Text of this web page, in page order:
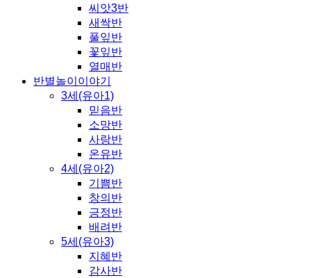
씨앗3반
새싹반
풀잎반
꽃잎반
열매반
반별놀이이야기
3세(유아1)
믿음반
소망반
사랑반
온유반
4세(유아2)
기쁨반
창의반
긍정반
배려반
5세(유아3)
지혜반
감사반